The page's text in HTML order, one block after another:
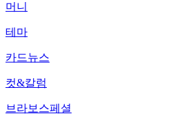
머니
테마
카드뉴스
컷&칼럼
브라보스페셜